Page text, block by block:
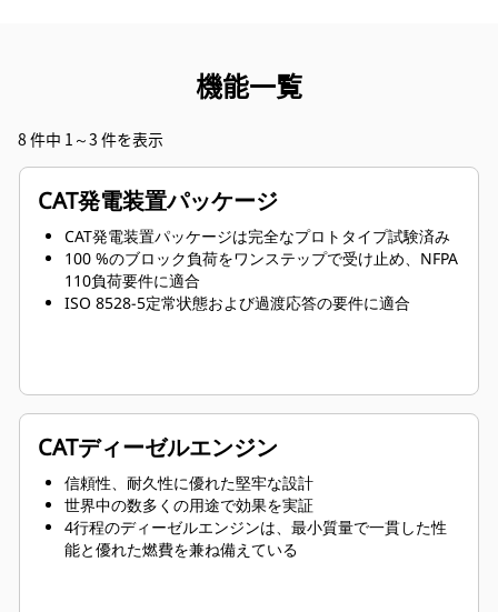
機能一覧
8 件中 1～3 件を表示
CAT発電装置パッケージ
CAT発電装置パッケージは完全なプロトタイプ試験済み
100 %のブロック負荷をワンステップで受け止め、NFPA
110負荷要件に適合
ISO 8528-5定常状態および過渡応答の要件に適合
CATディーゼルエンジン
信頼性、耐久性に優れた堅牢な設計
世界中の数多くの用途で効果を実証
4行程のディーゼルエンジンは、最小質量で一貫した性
能と優れた燃費を兼ね備えている